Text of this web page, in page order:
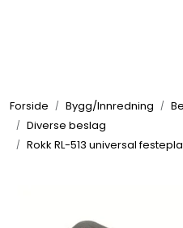
Forside Bygg/Innredning
Diverse beslag
Rokk RL-513 universal
Elektrisk
Komfort